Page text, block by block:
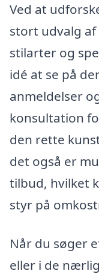
Ved at
stort udvalg
stilarter og
idé at se på
anmeldelser
konsultation
den rette
det også er
tilbud, hvilket
styr på
Når du søger
eller i de